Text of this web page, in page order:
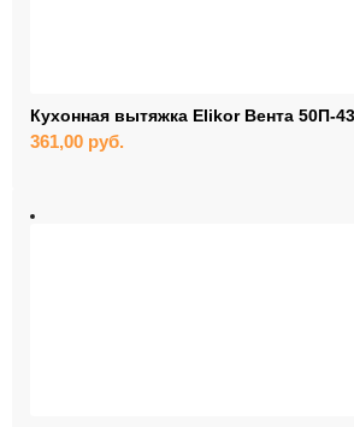
Кухонная вытяжка Elikor Вента 50П-
361,00 руб.